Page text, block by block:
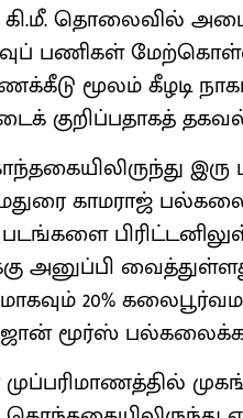
கி.மீ. தொலைவில்
பணிகள்
மூலம் கீழடி
குறிப்பதாகத்
காமராஜ்
அனுப்பி
20%
மூர்ஸ்